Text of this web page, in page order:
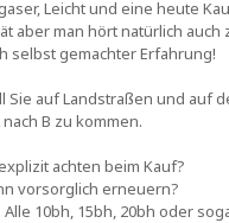
Leicht und eine heute
aber man hört natürlich auch
selbst gemachter Erfahrung!
Sie auf Landstraßen und auf
B zu kommen.
achten beim Kauf?
vorsorglich erneuern?
10bh, 15bh, 20bh oder